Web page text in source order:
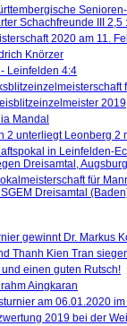
Schachfreunde III 2,5
2020 am 11.
Knörzer
Leinfelden 4:4
2019
Mandal
2 unterliegt Leonberg 2
in Leinfelden-
Dreisamtal,
für
Dreisamtal
gewinnt Dr. Markus
Thanh Kien Tran
einen guten Rutsch!
Aingkaran
am 06.01.2020
2019 bei der